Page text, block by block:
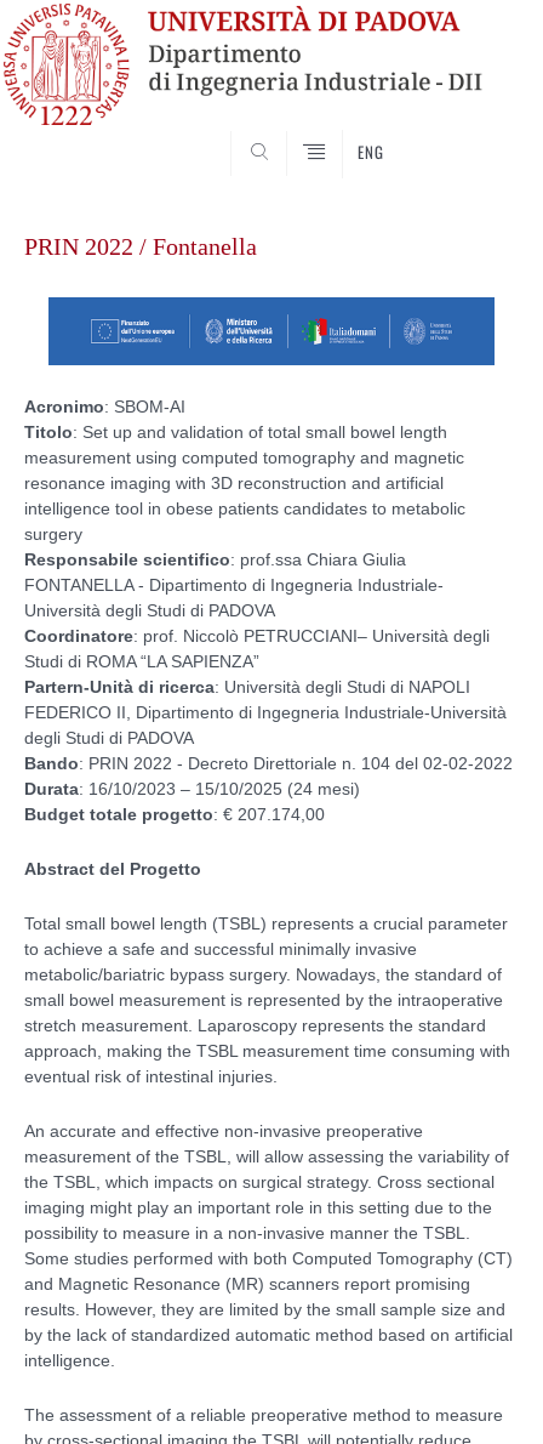
ENG
contenuto
PRIN 2022 / Fontanella
Acronimo: SBOM-AI
Titolo: Set up and validation of total small bowel length
measurement using computed tomography and magnetic
resonance imaging with 3D reconstruction and artificial
intelligence tool in obese patients candidates to metabolic
surgery
Responsabile scientifico: prof.ssa Chiara Giulia
FONTANELLA - Dipartimento di Ingegneria Industriale-
Università degli Studi di PADOVA
Coordinatore: prof. Niccolò PETRUCCIANI– Università degli
Studi di ROMA “LA SAPIENZA”
Partern-Unità di ricerca: Università degli Studi di NAPOLI
FEDERICO II, Dipartimento di Ingegneria Industriale-Università
degli Studi di PADOVA
Bando: PRIN 2022 - Decreto Direttoriale n. 104 del 02-02-2022
Durata: 16/10/2023 – 15/10/2025 (24 mesi)
Budget totale progetto: € 207.174,00
Abstract del Progetto
Total small bowel length (TSBL) represents a crucial parameter
to achieve a safe and successful minimally invasive
metabolic/bariatric bypass surgery. Nowadays, the standard of
small bowel measurement is represented by the intraoperative
stretch measurement. Laparoscopy represents the standard
approach, making the TSBL measurement time consuming with
eventual risk of intestinal injuries.
An accurate and effective non-invasive preoperative
measurement of the TSBL, will allow assessing the variability of
the TSBL, which impacts on surgical strategy. Cross sectional
imaging might play an important role in this setting due to the
possibility to measure in a non-invasive manner the TSBL.
Some studies performed with both Computed Tomography (CT)
and Magnetic Resonance (MR) scanners report promising
results. However, they are limited by the small sample size and
by the lack of standardized automatic method based on artificial
intelligence.
The assessment of a reliable preoperative method to measure